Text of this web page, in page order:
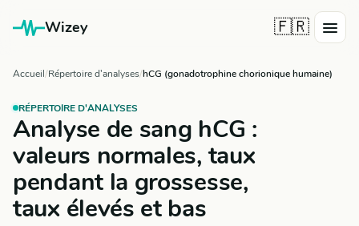
Wizey 🇫🇷
Accueil Répertoire d'analyses hCG (gonadotrophine chorionique humaine)
RÉPERTOIRE D'ANALYSES
Analyse de sang hCG :
valeurs normales, taux
pendant la grossesse,
taux élevés et bas